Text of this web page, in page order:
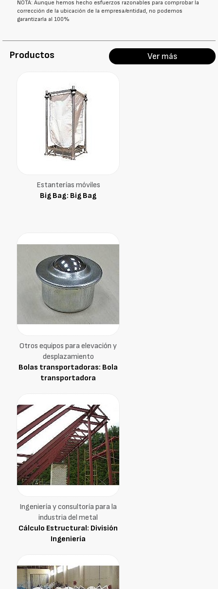
NOTA: Aunque hemos hecho esfuerzos razonables para comprobar la
corrección de la ubicación de la empresa/entidad, no podemos
garantizarla al 100%
Productos Ver más
Estanterías móviles
Big Bag: Big Bag
Otros equipos para elevación y
desplazamiento
Bolas transportadoras: Bola
transportadora
Ingeniería y consultoría para la
industria del metal
Cálculo Estructural: División
Ingeniería